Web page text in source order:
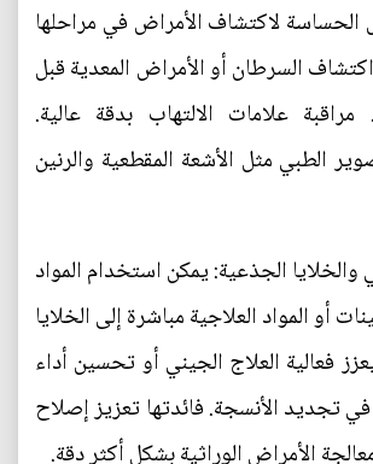
لاكتشاف الأمراض في مراحلها
اكتشاف السرطان أو الأمراض المعدية قبل
علامات الالتهاب بدقة عالية.
الطبي مثل الأشعة المقطعية والرنين
والخلايا الجذعية: يمكن استخدام المواد
أو المواد العلاجية مباشرة إلى الخلايا
فعالية العلاج الجيني أو تحسين أداء
في تجديد الأنسجة. فائدتها تعزيز إصلاح
الأمراض الوراثية بشكل أكثر دقة.